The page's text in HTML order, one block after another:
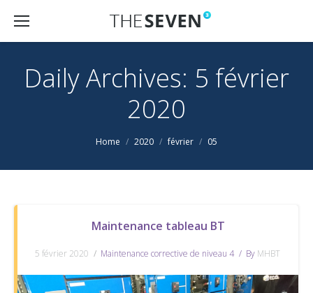
Daily Archives: 5 février
2020
Home 2020 février 05
Maintenance tableau BT
5 février 2020 Maintenance corrective de niveau 4 By MHBT